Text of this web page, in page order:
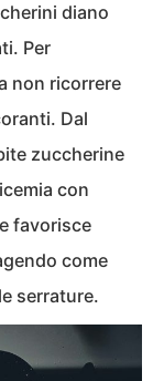
diano
Per
non ricorrere
Dal
zuccherine
con
favorisce
come
serrature.